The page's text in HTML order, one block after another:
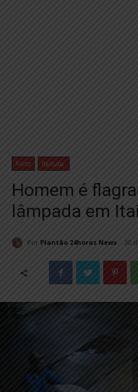
Furto Itaituba
Homem é
lâmpada em
Por Plantão 24horas News 30